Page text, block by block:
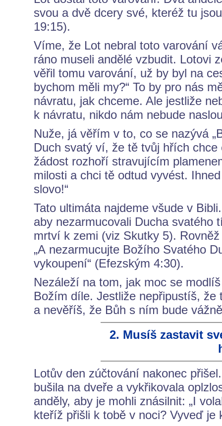
svou a dvě dcery své, kteréž tu
19:15).
Víme, že Lot nebral toto varování
ráno museli andělé vzbudit. Lotovi
věřil tomu varování, už by byl na
bychom měli my?“ To by pro nás
návratu, jak chceme. Ale jestliže
k návratu, nikdo nám nebude
Nuže, já věřím v to, co se nazývá
Duch svatý ví, že tě tvůj hřích
žádost rozhoří stravujícím
milosti a chci tě odtud vyvést.
slovo!“
Tato ultimáta najdeme všude v
aby nezarmucovali Ducha svatého
mrtví k zemi (viz Skutky 5).
„A nezarmucujte Božího Svatého
vykoupení“ (Efezským 4:30).
Nezáleží na tom, jak moc se
Božím díle. Jestliže nepřipustíš,
a nevěříš, že Bůh s ním bude
2. Musíš zastavit
Lotův den zúčtování nakonec
bušila na dveře a vykřikovala
anděly, aby je mohli znásilnit: „I
kteříž přišli k tobě v noci? Vyveď je